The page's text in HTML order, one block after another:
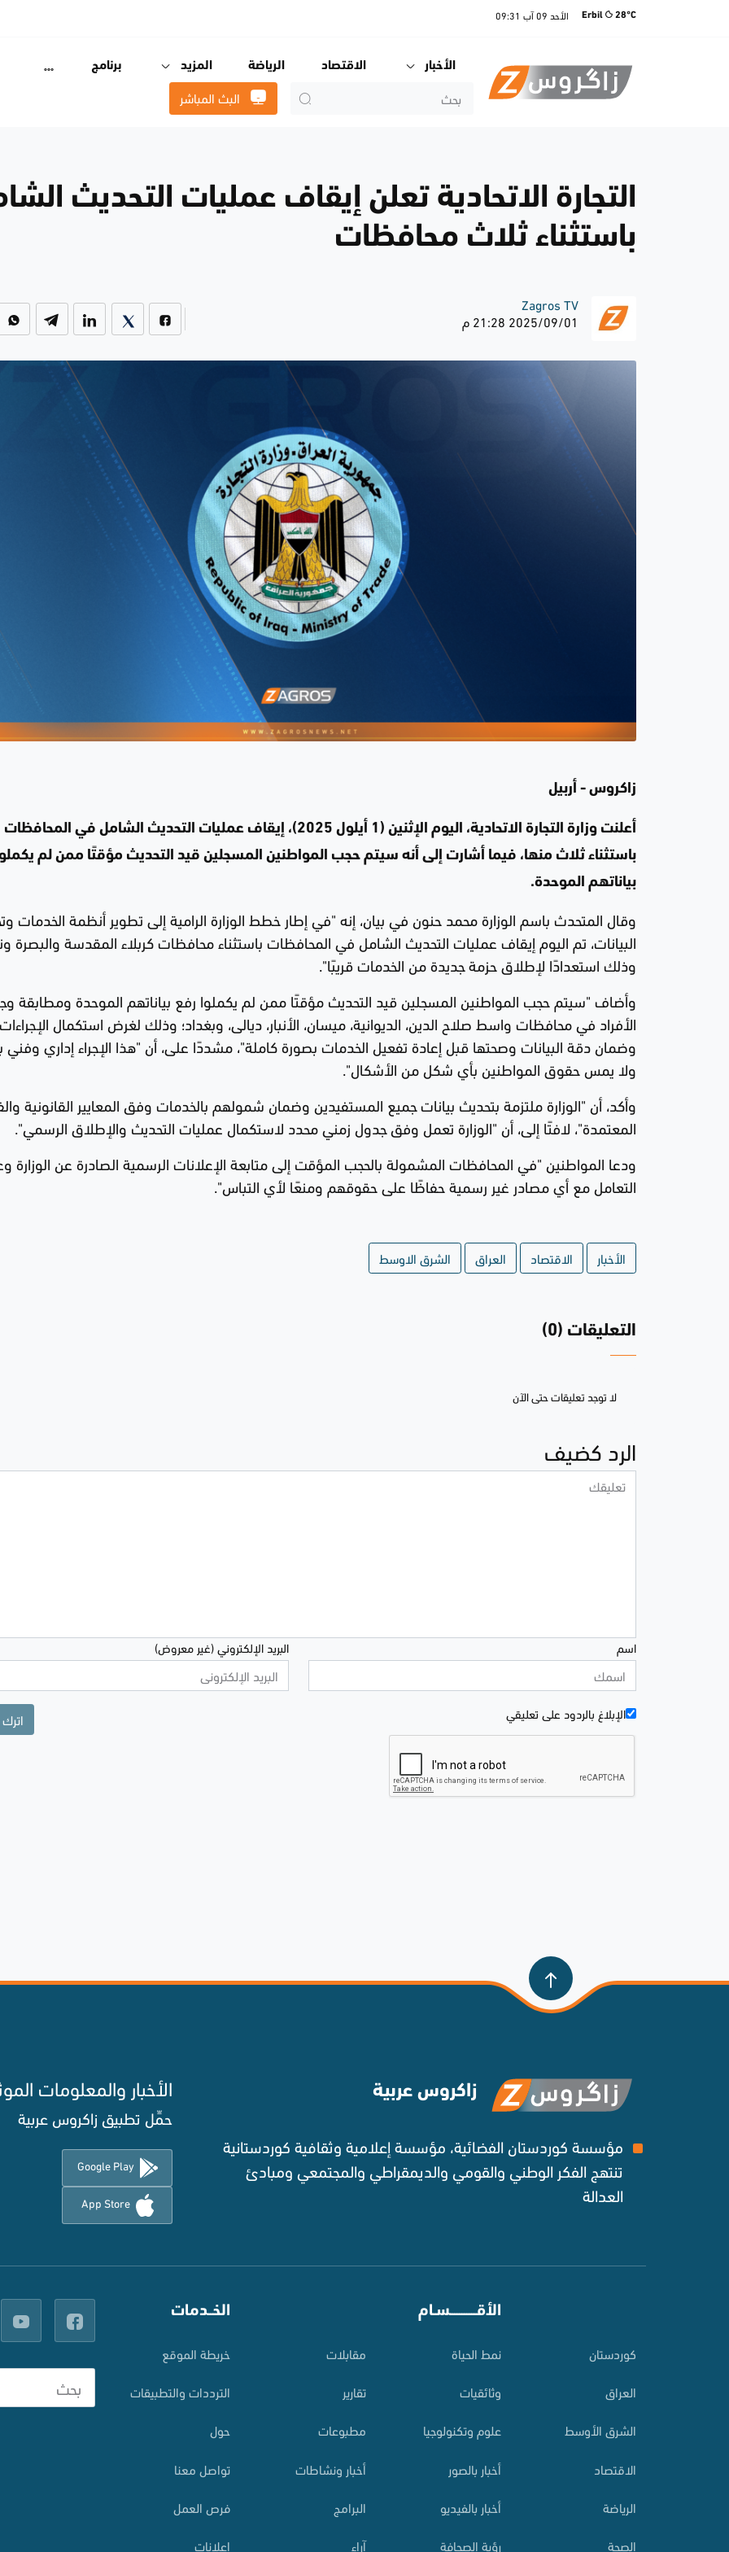
Erbil 28°C الأحد 09 آب 09:31
الأخبار الاقتصاد الرياضة المزيد برنامج
البث المباشر
التجارة الاتحادية تعلن إيقاف عمليات التحديث
باستثناء ثلاث محافظات
Zagros TV
2025/09/01 21:28 م
زاكروس - أربيل
أعلنت وزارة التجارة الاتحادية، اليوم الإثنين (1 أيلول 2025)، إيقاف عمليات التحديث الشامل في المحافظات
باستثناء ثلاث منها، فيما أشارت إلى أنه سيتم حجب المواطنين المسجلين قيد التحديث مؤقتًا ممن لم
بياناتهم الموحدة.
وقال المتحدث باسم الوزارة محمد حنون في بيان، إنه "في إطار خطط الوزارة الرامية إلى تطوير أنظمة الخدمات
البيانات، تم اليوم إيقاف عمليات التحديث الشامل في المحافظات باستثناء محافظات كربلاء المقدسة والبصرة
وذلك استعدادًا لإطلاق حزمة جديدة من الخدمات قريبًا".
وأضاف "سيتم حجب المواطنين المسجلين قيد التحديث مؤقتًا ممن لم يكملوا رفع بياناتهم الموحدة ومطابقة
الأفراد في محافظات واسط صلاح الدين، الديوانية، ميسان، الأنبار، ديالى، وبغداد؛ وذلك لغرض استكمال
وضمان دقة البيانات وصحتها قبل إعادة تفعيل الخدمات بصورة كاملة"، مشددًا على، أن "هذا الإجراء إداري
ولا يمس حقوق المواطنين بأي شكل من الأشكال".
وأكد، أن "الوزارة ملتزمة بتحديث بيانات جميع المستفيدين وضمان شمولهم بالخدمات وفق المعايير القانونية
المعتمدة"، لافتًا إلى، أن "الوزارة تعمل وفق جدول زمني محدد لاستكمال عمليات التحديث والإطلاق الرسمي".
ودعا المواطنين "في المحافظات المشمولة بالحجب المؤقت إلى متابعة الإعلانات الرسمية الصادرة عن الوزارة
التعامل مع أي مصادر غير رسمية حفاظًا على حقوقهم ومنعًا لأي التباس".
الأخبار الاقتصاد العراق الشرق الاوسط
التعليقات (0)
لا توجد تعليقات حتى الآن
الرد كضيف
اسم البريد الإلكتروني (غير معروض)
الإبلاغ بالردود علی تعليقي
زاكروس عربية
مؤسسة كوردستان الفضائية، مؤسسة إعلامية وثقافية كوردستانية
تنتهج الفكر الوطني والقومي والديمقراطي والمجتمعي ومبادئ
العدالة ‌
الأخبار والمعلومات
حمِّل تطبيق زاكروس عربية
Google Play
App Store
کوردستان
العراق
الشرق الأوسط
الاقتصاد
الرياضة
الصحة
الأقـــــــــــسـام
نمط الحياة
وثائقيات
علوم وتكنولوجيا
أخبار بالصور
أخبار بالفيديو
رؤية الصحافة
مقابلات
تقارير
مطبوعات
أخبار ونشاطات
البرامج
آراء
الخــدمات
خريطة الموقع
الترددات والتطبيقات
حول
تواصل معنا
فرص العمل
إعلانات